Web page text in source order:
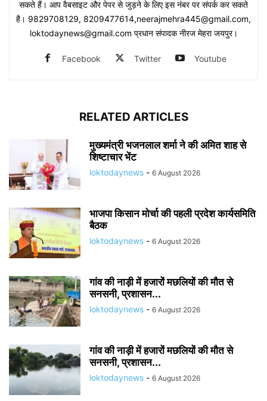
सकते हैं। आप वैबसाइट और पेपर से जुड़ने के लिए इस नंबर पर संपर्क कर सकते
है। 9829708129, 8209477614,neerajmehra445@gmail.com,
loktodaynews@gmail.com प्रधान संपादक नीरज मेहरा जयपुर।
Facebook Twitter Youtube
RELATED ARTICLES
मुख्यमंत्री भजनलाल शर्मा ने की अमित शाह से
शिष्टाचार भेंट
loktodaynews - 6 August 2026
भाजपा किसान मोर्चा की पहली प्रदेश कार्यसमिति
बैठक
loktodaynews - 6 August 2026
गांव की नाड़ी में हजारों मछलियों की मौत से
सनसनी, प्रशासन...
loktodaynews - 6 August 2026
गांव की नाड़ी में हजारों मछलियों की मौत से
सनसनी, प्रशासन...
loktodaynews - 6 August 2026